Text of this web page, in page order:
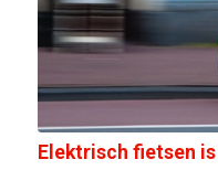
Elektrisch fietsen